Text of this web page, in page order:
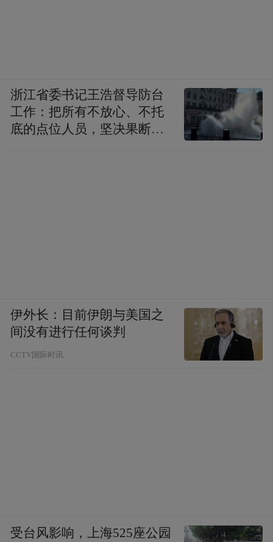
浙江省委书记王浩督导防台
工作：把所有不放心、不托
底的点位人员，坚决果断转
伊外长：目前伊朗与美国之
间没有进行任何谈判
CCTV国际时讯
受台风影响，上海525座公园